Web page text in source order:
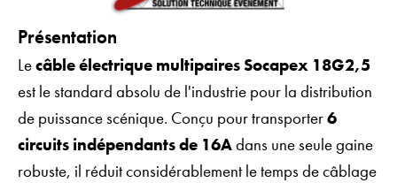
Présentation
Lecâble électrique multipaires Socapex 18G2,5
est le standard absolu de l'industrie pour la distribution
de puissance scénique. Conçu pour transporter6
circuits indépendants de 16Adans une seule gaine
robuste, il réduit considérablement le temps de câblage